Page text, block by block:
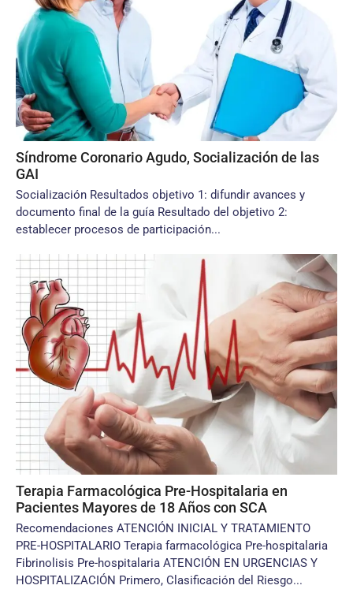
Síndrome Coronario Agudo, Socialización de las
GAI
Socialización Resultados objetivo 1: difundir avances y
documento final de la guía Resultado del objetivo 2:
establecer procesos de participación...
Terapia Farmacológica Pre-Hospitalaria en
Pacientes Mayores de 18 Años con SCA
Recomendaciones ATENCIÓN INICIAL Y TRATAMIENTO
PRE-HOSPITALARIO Terapia farmacológica Pre-hospitalaria
Fibrinolisis Pre-hospitalaria ATENCIÓN EN URGENCIAS Y
HOSPITALIZACIÓN Primero, Clasificación del Riesgo...